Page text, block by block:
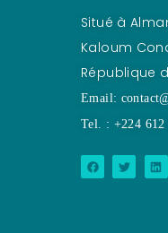
Situé à
Kaloum
République
Email:
Tel. : +224 612